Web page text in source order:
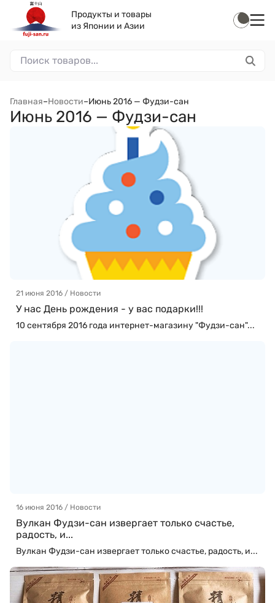
Продукты и товары
из Японии и Азии
Главная–Новости–Июнь 2016 — Фудзи-сан
Июнь 2016 — Фудзи-сан
21 июня 2016 / Новости
У нас День рождения - у вас подарки!!!
10 сентября 2016 года интернет-магазину "Фудзи-сан"...
16 июня 2016 / Новости
Вулкан Фудзи-сан извергает только счастье,
радость, и...
Вулкан Фудзи-сан извергает только счастье, радость, и...